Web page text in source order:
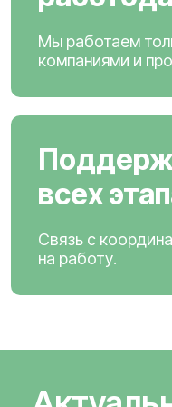
Мы работаем
компаниями и
всех
Связь с
на работу.